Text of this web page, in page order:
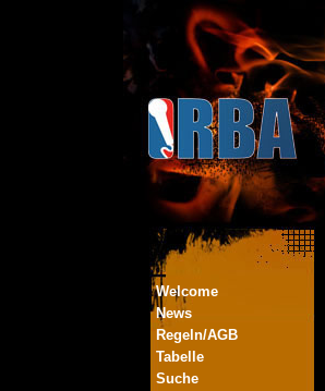
Welcome
News
Regeln/AGB
Tabelle
Suche